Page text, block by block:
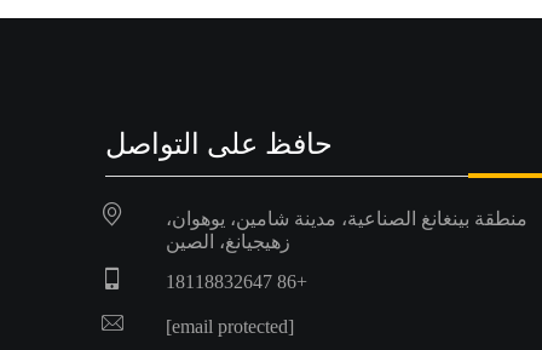
حافظ على التواصل
منطقة بينغانغ الصناعية، مدينة شامين، يوهوان،
زهيجيانغ، الصين
+86 18118832647
[email protected]